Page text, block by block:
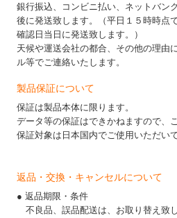
銀行振込、コンビニ払い、ネットバン
後に発送致します。（平日１５時時点
確認日当日に発送致します。）
天候や運送会社の都合、その他の理由
ル等でご連絡いたします。
製品保証について
保証は製品本体に限ります。
データ等の保証はできかねますので、
保証対象は日本国内でご使用いただい
返品・交換・キャンセルについて
● 返品期限・条件
不良品、誤品配送は、お取り替え致